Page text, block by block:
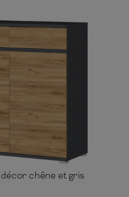
96cmchêne et gris